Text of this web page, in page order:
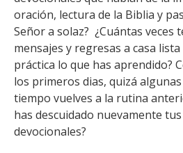
oración, lectura de la Biblia y
Señor a solaz? ¿Cuántas veces
mensajes y regresas a casa
práctica lo que has aprendido?
los primeros dias, quizá
tiempo vuelves a la rutina
has descuidado nuevamente
devocionales?